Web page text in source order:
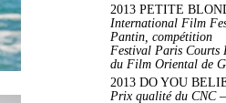
2013 PETITE
International Film
Pantin, compétition
Festival Paris Courts
du Film Oriental de
2013 DO YOU
Prix qualité du CNC